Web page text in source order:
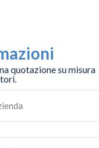
quotazione su misura